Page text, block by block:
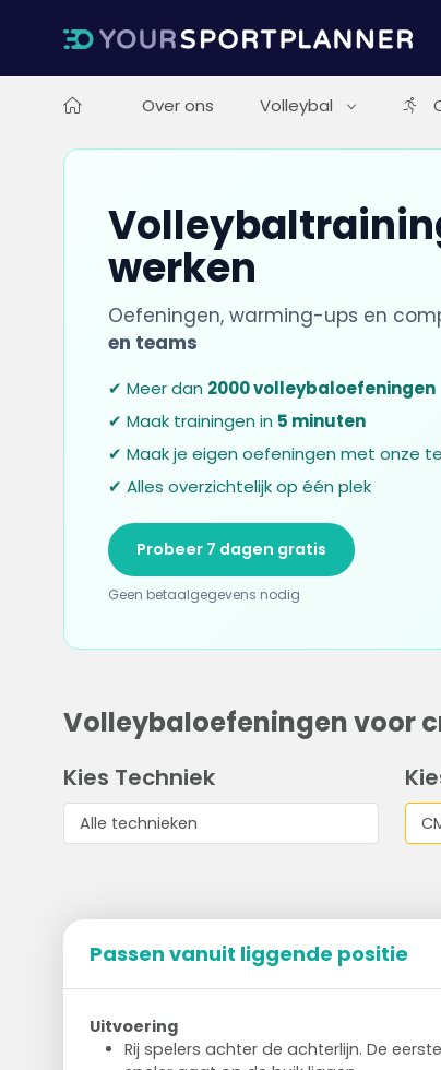
Over ons Volleybal
werken
Oefeningen, warming-ups en
en teams
✔ Meer dan 2000 volleybaloefeningen
✔ Maak trainingen in 5 minuten
✔ Maak je eigen oefeningen met onze
✔ Alles overzichtelijk op één plek
Probeer 7 dagen gratis
Geen betaalgegevens nodig
Volleybaloefeningen voor
Kies Techniek
Passen vanuit liggende positie
Uitvoering
Rij spelers achter de achterlijn. De eerste